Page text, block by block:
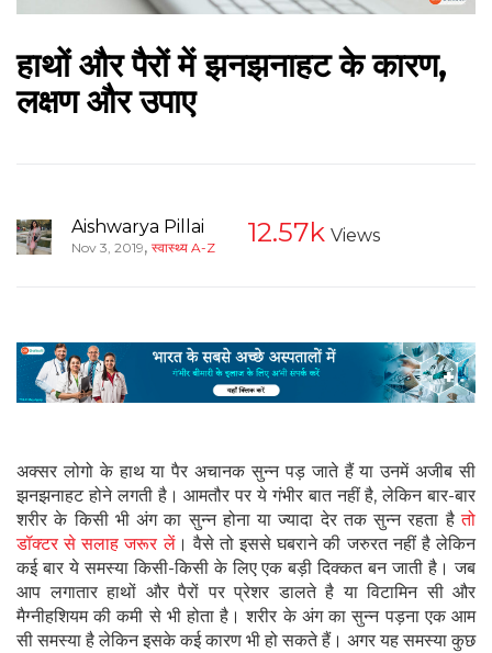
हाथों और पैरों में झनझनाहट के कारण,
लक्षण और उपाए
Aishwarya Pillai
Nov 3, 2019, स्वास्थ्य A-Z 12.57k Views
अक्सर लोगो के हाथ या पैर अचानक सुन्न पड़ जाते हैं या उनमें अजीब सी
झनझनाहट होने लगती है। आमतौर पर ये गंभीर बात नहीं है, लेकिन बार-बार
शरीर के किसी भी अंग का सुन्न होना या ज्यादा देर तक सुन्न रहता हैतो
डॉक्टर से सलाह जरूर लें। वैसे तो इससे घबराने की जरुरत नहीं है लेकिन
कई बार ये समस्या किसी-किसी के लिए एक बड़ी दिक्कत बन जाती है। जब
आप लगातार हाथों और पैरों पर प्रेशर डालते है या विटामिन सी और
मैग्नीहशियम की कमी से भी होता है। शरीर के अंग का सुन्न पड़ना एक आम
सी समस्या है लेकिन इसके कई कारण भी हो सकते हैं। अगर यह समस्या कुछ